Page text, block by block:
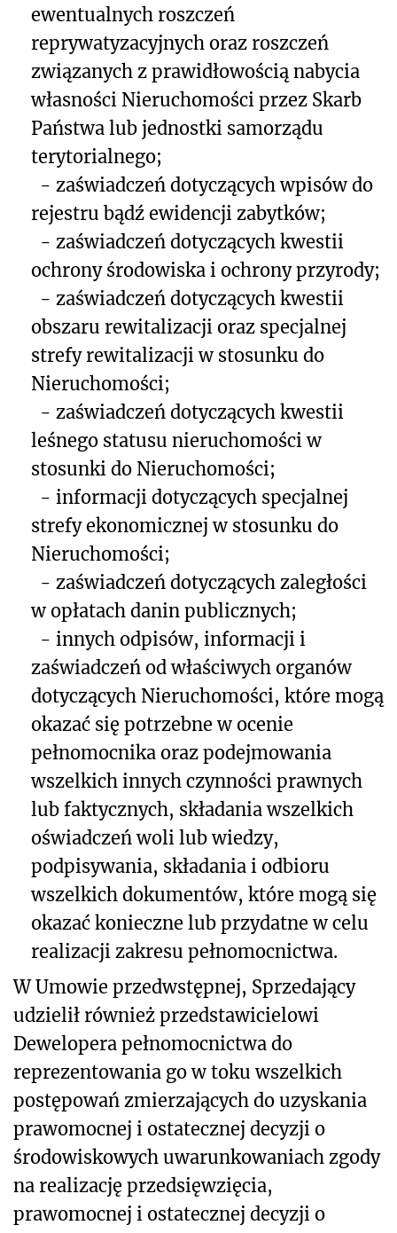
ewentualnych roszczeń
reprywatyzacyjnych oraz roszczeń
związanych z prawidłowością nabycia
własności Nieruchomości przez Skarb
Państwa lub jednostki samorządu
terytorialnego;
- zaświadczeń dotyczących wpisów do
rejestru bądź ewidencji zabytków;
- zaświadczeń dotyczących kwestii
ochrony środowiska i ochrony przyrody;
- zaświadczeń dotyczących kwestii
obszaru rewitalizacji oraz specjalnej
strefy rewitalizacji w stosunku do
Nieruchomości;
- zaświadczeń dotyczących kwestii
leśnego statusu nieruchomości w
stosunki do Nieruchomości;
- informacji dotyczących specjalnej
strefy ekonomicznej w stosunku do
Nieruchomości;
- zaświadczeń dotyczących zaległości
w opłatach danin publicznych;
- innych odpisów, informacji i
zaświadczeń od właściwych organów
dotyczących Nieruchomości, które mogą
okazać się potrzebne w ocenie
pełnomocnika oraz podejmowania
wszelkich innych czynności prawnych
lub faktycznych, składania wszelkich
oświadczeń woli lub wiedzy,
podpisywania, składania i odbioru
wszelkich dokumentów, które mogą się
okazać konieczne lub przydatne w celu
realizacji zakresu pełnomocnictwa.
W Umowie przedwstępnej, Sprzedający
udzielił również przedstawicielowi
Dewelopera pełnomocnictwa do
reprezentowania go w toku wszelkich
postępowań zmierzających do uzyskania
prawomocnej i ostatecznej decyzji o
środowiskowych uwarunkowaniach zgody
na realizację przedsięwzięcia,
prawomocnej i ostatecznej decyzji o